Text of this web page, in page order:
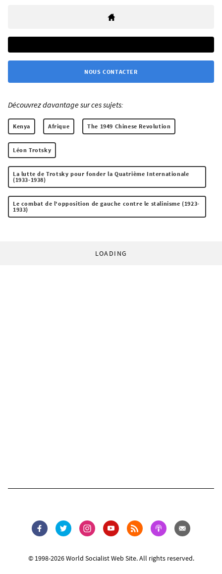
NOUS CONTACTER
Découvrez davantage sur ces sujets:
Kenya Afrique The 1949 Chinese Revolution
Léon Trotsky
La lutte de Trotsky pour fonder la Quatrième Internationale
(1933-1938)
Le combat de l'opposition de gauche contre le stalinisme (1923-
1933)
LOADING
© 1998-2026 World Socialist Web Site. All rights reserved.